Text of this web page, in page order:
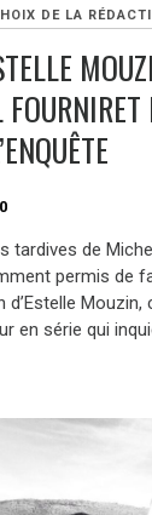
DE LA
tardives de
permis de
Mouzin,
en série qui